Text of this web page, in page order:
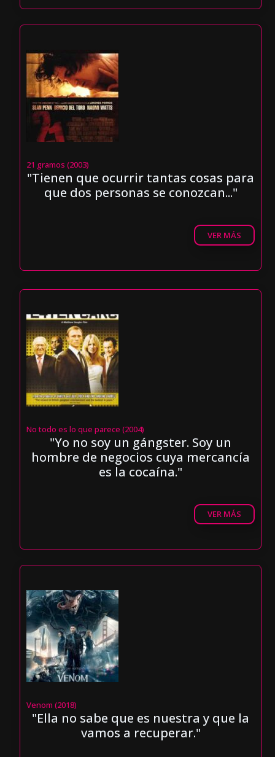
21 gramos (2003)
"Tienen que ocurrir tantas cosas para
que dos personas se conozcan..."
VER MÁS
No todo es lo que parece (2004)
"Yo no soy un gángster. Soy un
hombre de negocios cuya mercancía
es la cocaína."
VER MÁS
Venom (2018)
"Ella no sabe que es nuestra y que la
vamos a recuperar."